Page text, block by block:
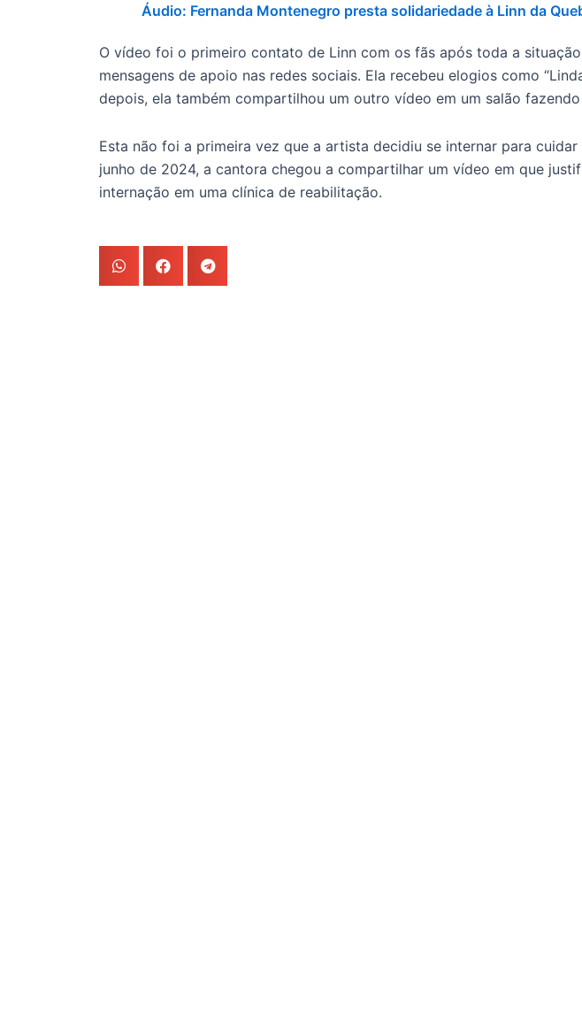
Áudio: Fernanda Montenegro presta solidariedade à Linn da
O vídeo foi o primeiro contato de Linn com os fãs após toda a
mensagens de apoio nas redes sociais. Ela recebeu elogios como
depois, ela também compartilhou um outro vídeo em um salão
Esta não foi a primeira vez que a artista decidiu se internar para cuidar
junho de 2024, a cantora chegou a compartilhar um vídeo em que
internação em uma clínica de reabilitação.